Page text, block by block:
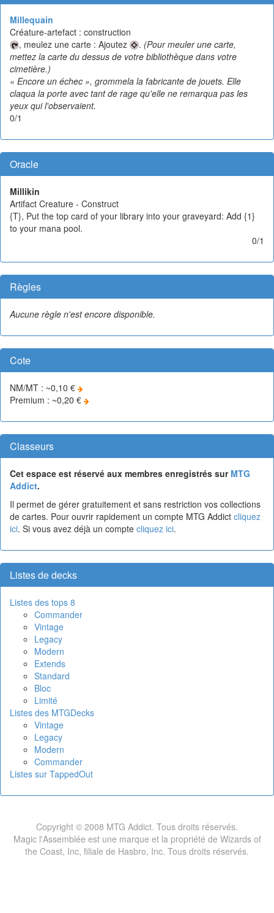
Millequain
Créature-artefact : construction
, meulez une carte : Ajoutez
. (Pour meuler une carte,
mettez la carte du dessus de votre bibliothèque dans votre
cimetière.)
« Encore un échec », grommela la fabricante de jouets. Elle
claqua la porte avec tant de rage qu'elle ne remarqua pas les
yeux qui l'observaient.
0/1
Oracle
Millikin
Artifact Creature - Construct
{T}, Put the top card of your library into your graveyard: Add {1}
to your mana pool.
0/1
Règles
Aucune règle n'est encore disponible.
Cote
NM/MT : ~0,10 €
Premium : ~0,20 €
Classeurs
Cet espace est réservé aux membres enregistrés sur MTG
Addict.
Il permet de gérer gratuitement et sans restriction vos collections
de cartes. Pour ouvrir rapidement un compte MTG Addict cliquez
ici. Si vous avez déjà un compte cliquez ici.
Listes de decks
Listes des tops 8
Commander
Vintage
Legacy
Modern
Extends
Standard
Bloc
Limité
Listes des MTGDecks
Vintage
Legacy
Modern
Commander
Listes sur TappedOut
Copyright © 2008 MTG Addict. Tous droits réservés.
Magic l'Assemblée est une marque et la propriété de Wizards of
the Coast, Inc, filiale de Hasbro, Inc. Tous droits réservés.